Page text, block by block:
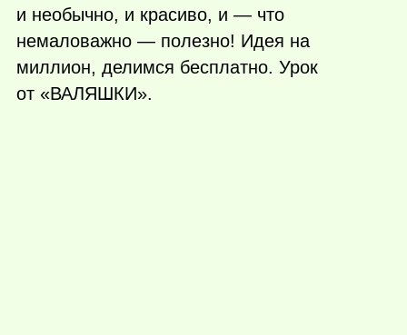
и необычно, и красиво, и — что
немаловажно — полезно! Идея на
миллион, делимся бесплатно. Урок
от «ВАЛЯШКИ».